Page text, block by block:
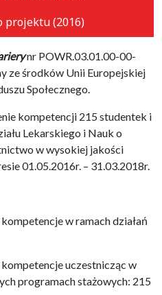
projektu (2016)
nr POWR.03.01.00-00-
ze środków Unii Europejskiej
Społecznego.
kompetencji 215 studentek i
Lekarskiego i Nauk o
w wysokiej jakości
01.05.2016r. – 31.03.2018r.
w ramach działań
uczestnicząc w
programach stażowych: 215